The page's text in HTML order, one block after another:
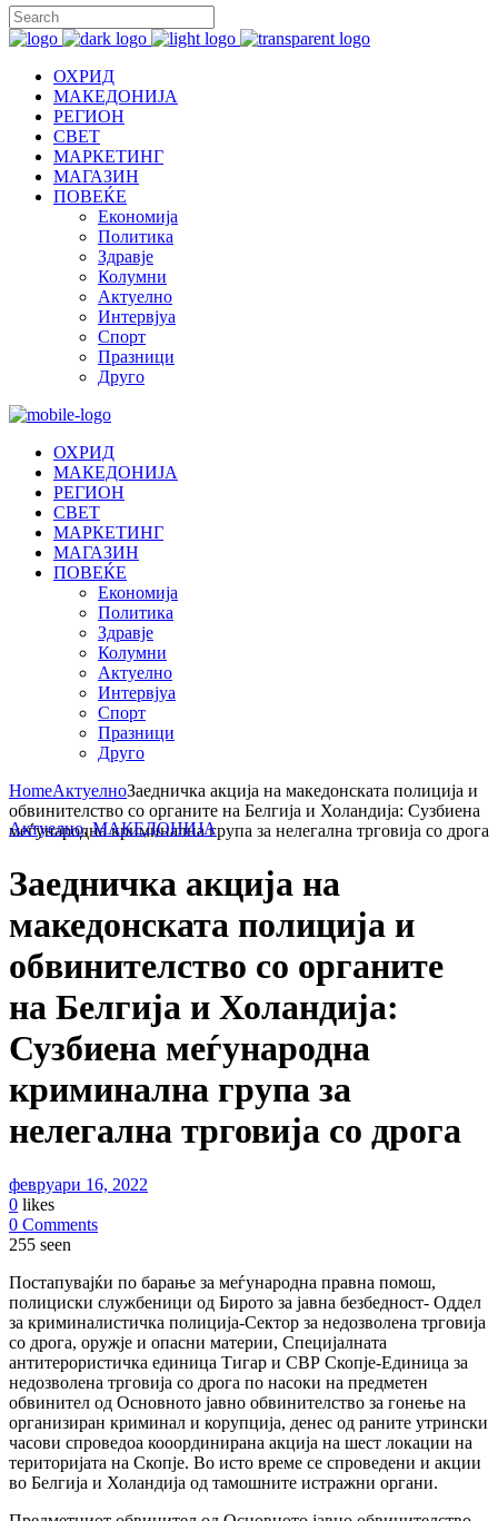
ОХРИД
МАКЕДОНИЈА
РЕГИОН
СВЕТ
МАРКЕТИНГ
МАГАЗИН
ПОВЕЌЕ
Економија
Политика
Здравје
Колумни
Актуелно
Интервјуа
Спорт
Празници
Друго
ОХРИД
МАКЕДОНИЈА
РЕГИОН
СВЕТ
МАРКЕТИНГ
МАГАЗИН
ПОВЕЌЕ
Економија
Политика
Здравје
Колумни
Актуелно
Интервјуа
Спорт
Празници
Друго
HomeАктуелноЗаедничка акција на македонската полиција и
обвинителство со органите на Белгија и Холандија: Сузбиена
меѓународна криминална група за нелегална трговија со дрога
Актуелно,МАКЕДОНИЈА
Заедничка акција на
македонската полиција и
обвинителство со органите
на Белгија и Холандија:
Сузбиена меѓународна
криминална група за
нелегална трговија со дрога
февруари 16, 2022
0 likes
0 Comments
255 seen
Постапувајќи по барање за меѓународна правна помош,
полициски службеници од Бирото за јавна безбедност- Оддел
за криминалистичка полиција-Сектор за недозволена трговија
со дрога, оружје и опасни материи, Специјалната
антитерористичка единица Тигар и СВР Скопје-Единица за
недозволена трговија со дрога по насоки на предметен
обвинител од Основното јавно обвинителство за гонење на
организиран криминал и корупција, денес од раните утрински
часови спроведоа кооординирана акција на шест локации на
територијата на Скопје. Во исто време се спроведени и акции
во Белгија и Холандија од тамошните истражни органи.